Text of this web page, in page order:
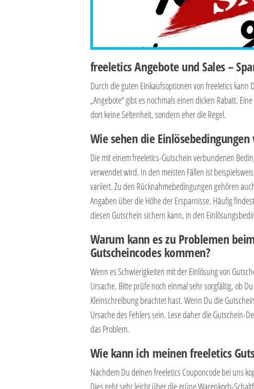
freeletics Angebote und Sales –
Durch die guten Einkaufsoptionen von freeletics kann
„Angebote“ gibt es nochmals einen dicken Rabatt.
dort keine Seltenheit, sondern eher die Regel.
Wie sehen die
Die mit einem freeletics-Gutschein verbundenen
verwendet wird. In den meisten Fällen ist
variiert. Zu den Rücknahmebedingungen gehören
Angaben über die Höhe der Ersparnisse. Häufig
diesen Gutschein sichern kann, in den
Warum kann es zu Problemen
Gutscheincodes kommen?
Wenn es Schwierigkeiten mit der Einlösung von
Ursache. Bitte prüfe noch einmal sehr sorgfältig, ob
Kleinschreibung beachtet hast. Wenn Du die
Ursache des Fehlers sein. Lese daher die
das Problem.
Wie kann ich meinen freeletics
Nachdem Du deinen freeletics Couponcode bei uns
Dies geht sehr leicht über die grüne Warenkorb-